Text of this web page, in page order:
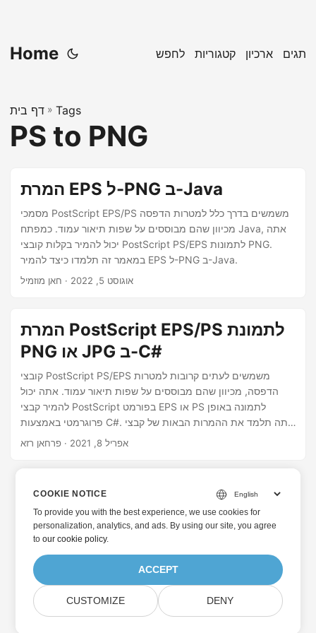
Home לחפש קטגוריות ארכיון תגים
דף בית » Tags
PS to PNG
המרת EPS ל-PNG ב-Java
מסמכי PostScript EPS/PS משמשים בדרך כלל למטרות הדפסה
מכיוון שהם מבוססים על שפות תיאור עמוד. כמפתח Java, אתה
יכול להמיר בקלות קובצי PostScript PS/EPS לתמונות PNG.
במאמר זה תלמדו כיצד להמיר EPS ל-PNG ב-Java.
אוגוסט 5, 2022 · חאן מוזמיל
המרת PostScript EPS/PS לתמונת
PNG או JPG ב-C#
קובצי PostScript PS/EPS משמשים לעתים קרובות למטרות
הדפסה, מכיוון שהם מבוססים על שפות תיאור עמוד. אתה יכול
להמיר קבצי PostScript בפורמט EPS או PS לתמונה באופן
פרוגרמטי באמצעות C#. אתה תלמד את ההמרות הבאות של קבצי
אפריל 8, 2021 · פרחאן רזא
COOKIE NOTICE
To provide you with the best experience, we use cookies for
personalization, analytics, and ads. By using our site, you agree
toour cookie policy.
ACCEPT
CUSTOMIZE DENY